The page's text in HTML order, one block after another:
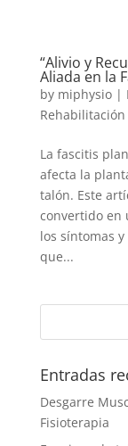
“Alivio y
Aliada en la
by miphysio|
Rehabilitación
La fascitis
afecta la
talón. Este
convertido en
los síntomas
que...
Entradas
Desgarre
Fisioterapia